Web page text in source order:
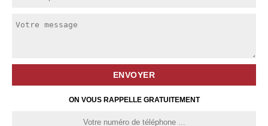
ON VOUS RAPPELLE GRATUITEMENT